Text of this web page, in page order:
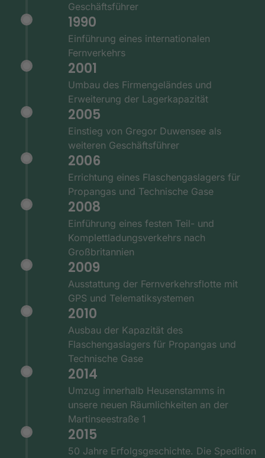
Geschäftsführer
1990
Einführung eines internationalen
Fernverkehrs
2001
Umbau des Firmengeländes und
Erweiterung der Lagerkapazität
2005
Einstieg von Gregor Duwensee als
weiteren Geschäftsführer
2006
Errichtung eines Flaschengaslagers für
Propangas und Technische Gase
2008
Einführung eines festen Teil- und
Komplettladungsverkehrs nach
Großbritannien
2009
Ausstattung der Fernverkehrsflotte mit
GPS und Telematiksystemen
2010
Ausbau der Kapazität des
Flaschengaslagers für Propangas und
Technische Gase
2014
Umzug innerhalb Heusenstamms in
unsere neuen Räumlichkeiten an der
Martinseestraße 1
2015
50 Jahre Erfolgsgeschichte. Die Spedition